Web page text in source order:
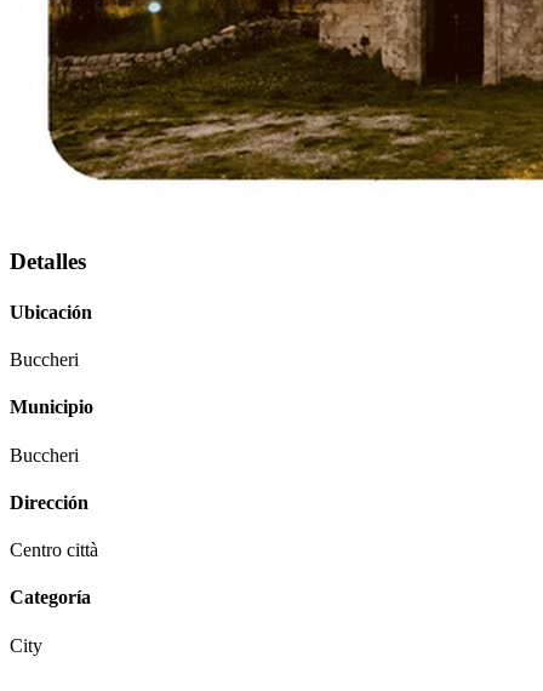
Detalles
Ubicación
Buccheri
Municipio
Buccheri
Dirección
Centro città
Categoría
City